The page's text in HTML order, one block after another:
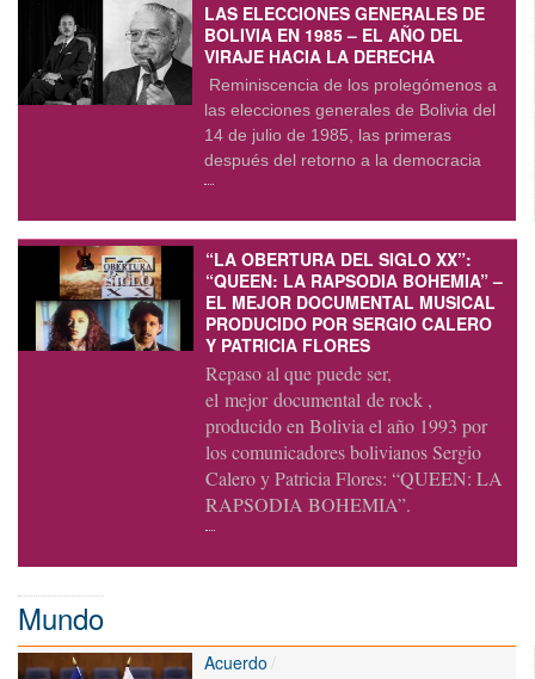
LAS ELECCIONES GENERALES DE
BOLIVIA EN 1985 – EL AÑO DEL
VIRAJE HACIA LA DERECHA
Reminiscencia de los prolegómenos a
las elecciones generales de Bolivia del
14 de julio de 1985, las primeras
después del retorno a la democracia
“LA OBERTURA DEL SIGLO XX”:
“QUEEN: LA RAPSODIA BOHEMIA” –
EL MEJOR DOCUMENTAL MUSICAL
PRODUCIDO POR SERGIO CALERO
Y PATRICIA FLORES
Repaso al que puede ser,
el mejor documental de rock ,
producido en Bolivia el año 1993 por
los comunicadores bolivianos Sergio
Calero y Patricia Flores: “QUEEN: LA
RAPSODIA BOHEMIA”.
Mundo
Acuerdo